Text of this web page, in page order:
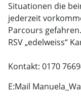
Situationen die
jederzeit
Parcours gefahren.
RSV „edelweiss“
Kontakt: 0170
E:Mail